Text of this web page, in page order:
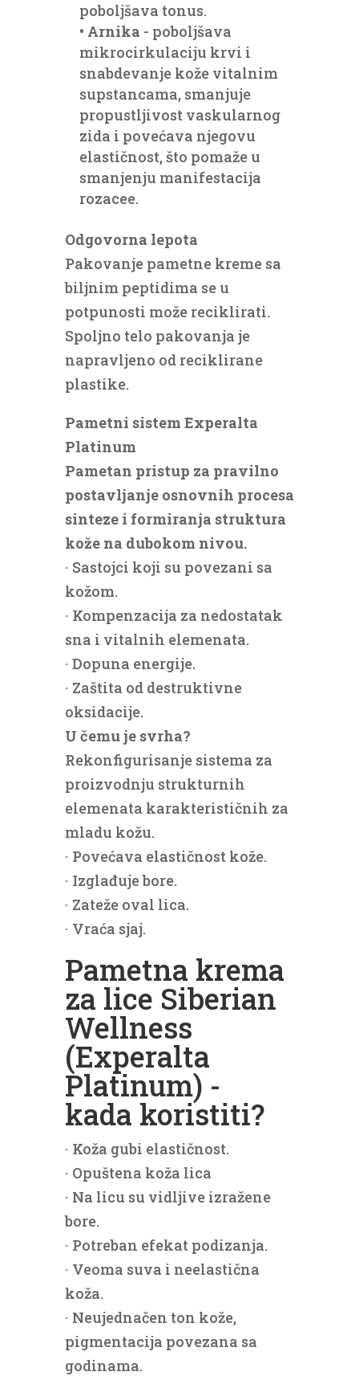
poboljšava tonus.
• Arnika - poboljšava
mikrocirkulaciju krvi i
snabdevanje kože vitalnim
supstancama, smanjuje
propustljivost vaskularnog
zida i povećava njegovu
elastičnost, što pomaže u
smanjenju manifestacija
rozacee.
Odgovorna lepota
Pakovanje pametne kreme sa
biljnim peptidima se u
potpunosti može reciklirati.
Spoljno telo pakovanja je
napravljeno od reciklirane
plastike.
Pametni sistem Experalta
Platinum
Pametan pristup za pravilno
postavljanje osnovnih procesa
sinteze i formiranja struktura
kože na dubokom nivou.
∙ Sastojci koji su povezani sa
kožom.
∙ Kompenzacija za nedostatak
sna i vitalnih elemenata.
∙ Dopuna energije.
∙ Zaštita od destruktivne
oksidacije.
U čemu je svrha?
Rekonfigurisanje sistema za
proizvodnju strukturnih
elemenata karakterističnih za
mladu kožu.
∙ Povećava elastičnost kože.
∙ Izglađuje bore.
∙ Zateže oval lica.
∙ Vraća sjaj.
Pametna krema
za lice Siberian
Wellness
(Experalta
Platinum) -
kada koristiti?
∙ Koža gubi elastičnost.
∙ Opuštena koža lica
∙ Na licu su vidljive izražene
bore.
∙ Potreban efekat podizanja.
∙ Veoma suva i neelastična
koža.
∙ Neujednačen ton kože,
pigmentacija povezana sa
godinama.